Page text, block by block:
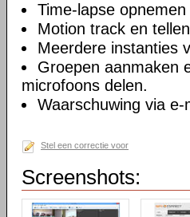
Time-lapse
Motion track en
Meerdere instanties
Groepen aanmaken
microfoons delen.
Waarschuwing via
Stel een correctie voor
Screenshots: